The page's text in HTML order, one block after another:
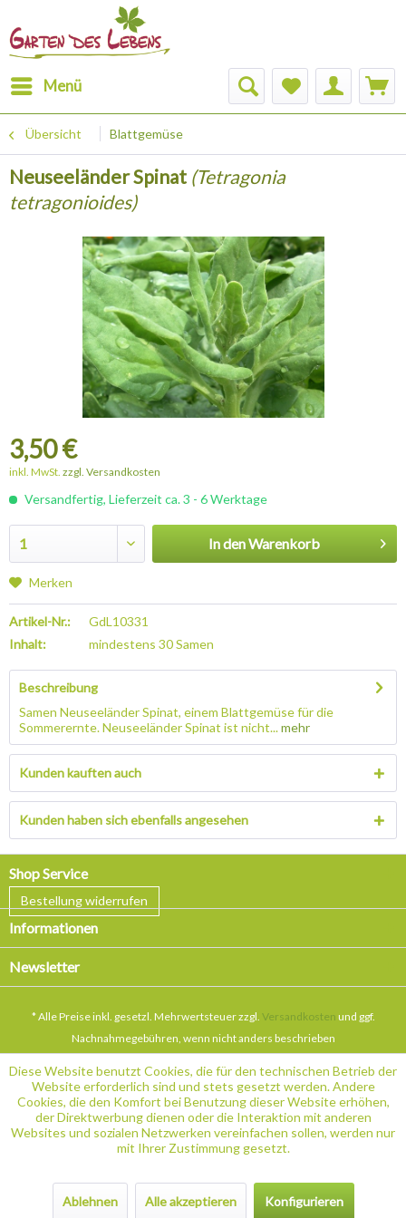
Menü
Übersicht Blattgemüse
Neuseeländer Spinat (Tetragonia
tetragonioides)
3,50 €
inkl. MwSt. zzgl. Versandkosten
Versandfertig, Lieferzeit ca. 3 - 6 Werktage
In denWarenkorb
Merken
Artikel-Nr.:
GdL10331
Inhalt:
mindestens 30 Samen
Beschreibung
Samen Neuseeländer Spinat, einem Blattgemüse für die
Sommerernte. Neuseeländer Spinat ist nicht...mehr
Kunden kauften auch
Kunden haben sich ebenfalls angesehen
Shop Service
Bestellung widerrufen
Informationen
Newsletter
* Alle Preise inkl. gesetzl. Mehrwertsteuer zzgl. Versandkosten und ggf.
Nachnahmegebühren, wenn nicht anders beschrieben
Diese Website benutzt Cookies, die für den technischen Betrieb der
Website erforderlich sind und stets gesetzt werden. Andere
Cookies, die den Komfort bei Benutzung dieser Website erhöhen,
der Direktwerbung dienen oder die Interaktion mit anderen
Websites und sozialen Netzwerken vereinfachen sollen, werden nur
mit Ihrer Zustimmung gesetzt.
Ablehnen Alle akzeptieren Konfigurieren